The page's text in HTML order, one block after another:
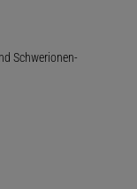
Schwerionen-